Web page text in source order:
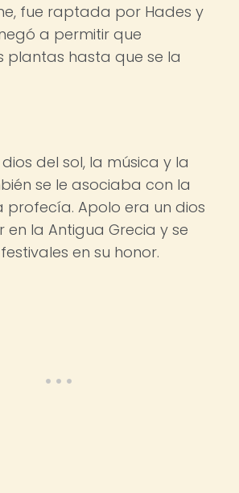
fue raptada por Hades y
a permitir que
plantas hasta que se la
del sol, la música y la
se le asociaba con la
profecía. Apolo era un dios
en la Antigua Grecia y se
en su honor.